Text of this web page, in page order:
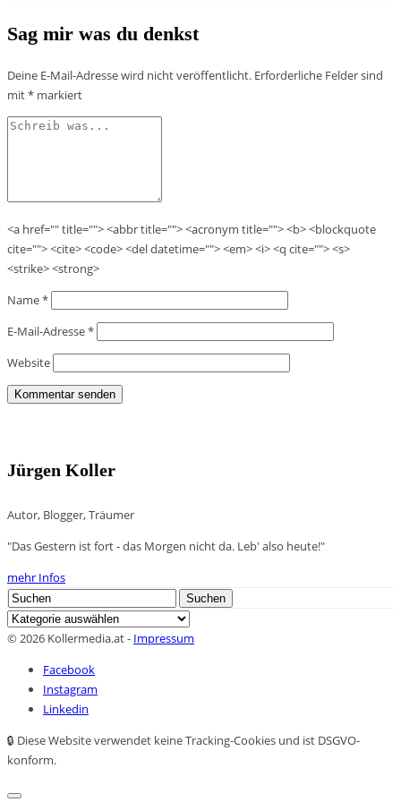
Sag mir was du denkst
Deine E-Mail-Adresse wird nicht veröffentlicht. Erforderliche Felder sind
mit* markiert
<a href="" title=""> <abbr title=""> <acronym title=""> <b> <blockquote
cite=""> <cite> <code> <del datetime=""> <em> <i> <q cite=""> <s>
<strike> <strong>
Name*
E-Mail-Adresse*
Website
Jürgen Koller
Autor, Blogger, Träumer
"Das Gestern ist fort - das Morgen nicht da. Leb' also heute!"
mehr Infos
Search
for:
Suchen
Kategorien
© 2026 Kollermedia.at - Impressum
Facebook
Instagram
Linkedin
🔒 Diese Website verwendet keine Tracking-Cookies und ist DSGVO-
konform.